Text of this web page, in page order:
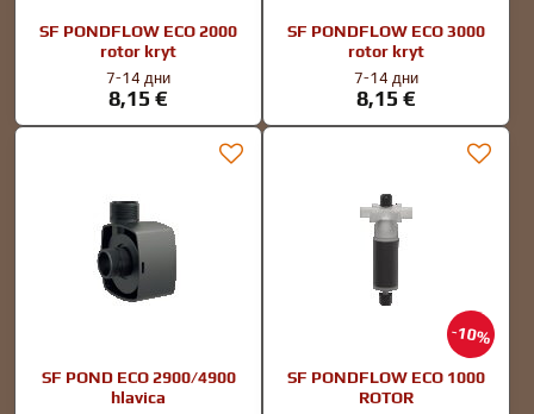
SF PONDFLOW ECO 2000
rotor kryt
7-14 дни
8,15 €
SF PONDFLOW ECO 3000
rotor kryt
7-14 дни
8,15 €
SF POND ECO 2900/4900
hlavica
10%
SF PONDFLOW ECO 1000
ROTOR